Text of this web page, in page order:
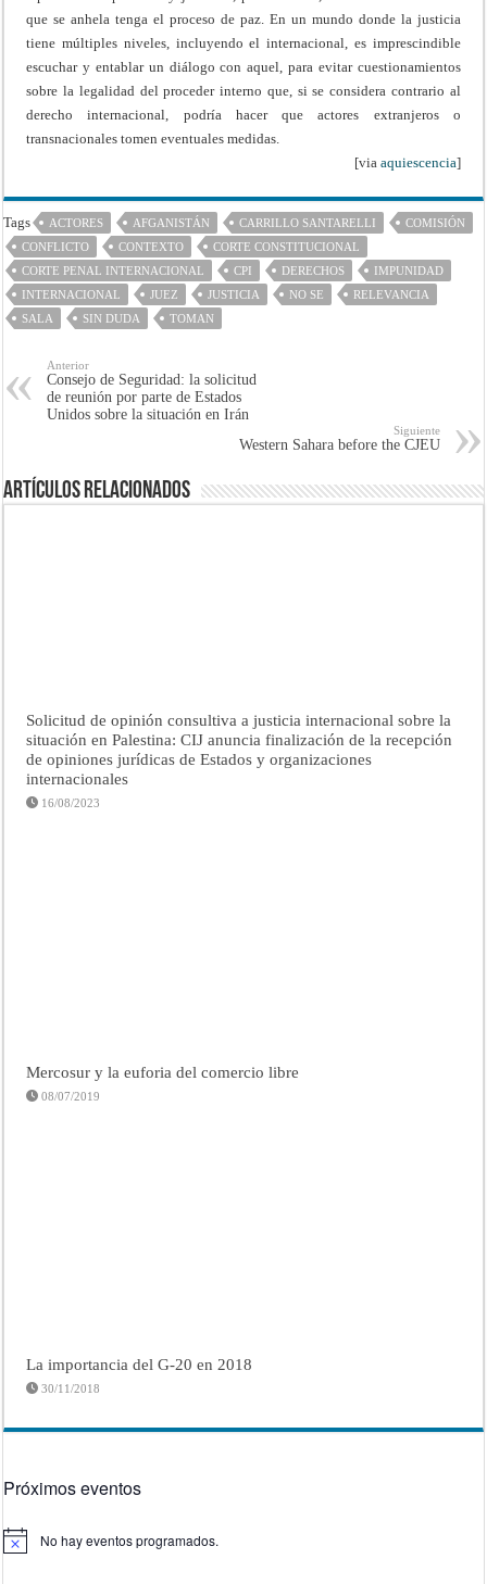
que se anhela tenga el proceso de paz. En un mundo donde la justicia
tiene múltiples niveles, incluyendo el internacional, es imprescindible
escuchar y entablar un diálogo con aquel, para evitar cuestionamientos
sobre la legalidad del proceder interno que, si se considera contrario al
derecho internacional, podría hacer que actores extranjeros o
transnacionales tomen eventuales medidas.
[via aquiescencia]
Tags ACTORES AFGANISTÁN CARRILLO SANTARELLI
COMISIÓN
CONFLICTO
CONTEXTO
CORTE CONSTITUCIONAL
CORTE PENAL INTERNACIONAL
CPI DERECHOS
IMPUNIDAD
INTERNACIONAL
JUEZ JUSTICIA NO SE
RELEVANCIA
SALA
SIN DUDA TOMAN
Anterior
Consejo de Seguridad: la solicitud
de reunión por parte de Estados
Unidos sobre la situación en Irán
Siguiente
Western Sahara before the CJEU
Artículos Relacionados
Solicitud de opinión consultiva a justicia internacional sobre la
situación en Palestina: CIJ anuncia finalización de la recepción
de opiniones jurídicas de Estados y organizaciones
internacionales
16/08/2023
Mercosur y la euforia del comercio libre
08/07/2019
La importancia del G-20 en 2018
30/11/2018
Próximos eventos
Aviso No hay eventos programados.